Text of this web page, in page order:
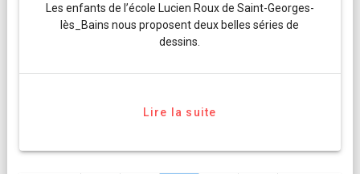
Les enfants de l’école Lucien Roux de Saint-Georges-
lès_Bains nous proposent deux belles séries de
dessins.
Lire la suite